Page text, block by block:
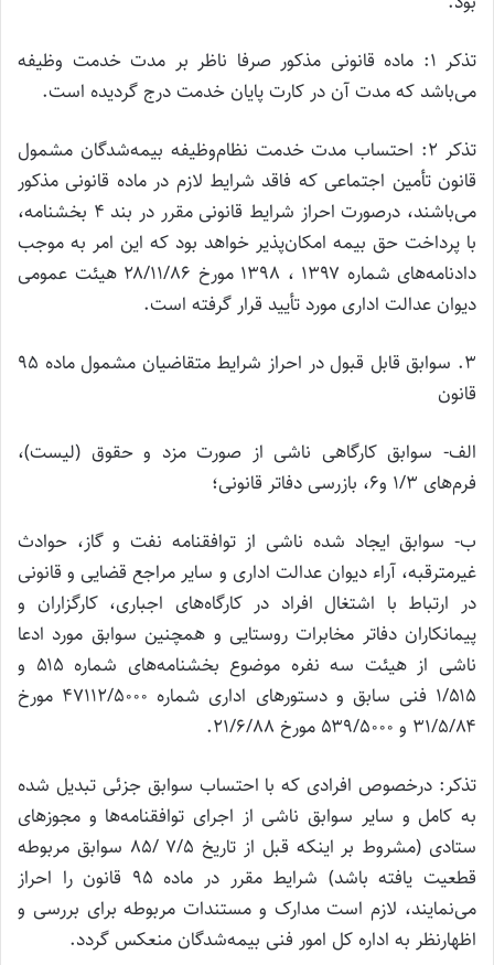
تذکر ۱: ماده قانونی مذکور صرفا ناظر بر مدت خدمت وظیفه
می‌باشد که مدت آن در کارت پایان خدمت درج گردیده است.
تذکر ۲: احتساب مدت خدمت نظام‌وظیفه بیمه‌شدگان مشمول
قانون تأمین اجتماعی که فاقد شرایط لازم در ماده قانونی مذکور
می‌باشند، درصورت احراز شرایط قانونی مقرر در بند ۴ بخشنامه،
با پرداخت حق بیمه امکان‌پذیر خواهد بود که این امر به موجب
دادنامه‌های شماره ۱۳۹۷ ، ۱۳۹۸ مورخ ۲۸/۱۱/۸۶ هیئت عمومی
دیوان عدالت اداری مورد تأیید قرار گرفته است.
۳. سوابق قابل قبول در احراز شرایط متقاضیان مشمول ماده ۹۵
قانون
الف- سوابق کارگاهی ناشی از صورت مزد و حقوق (لیست)،
فرم‌های ۱/۳ و۶، بازرسی دفاتر قانونی؛
ب- سوابق ایجاد شده ناشی از توافقنامه نفت و گاز، حوادث
غیرمترقبه، آراء دیوان عدالت اداری و سایر مراجع قضایی و قانونی
در ارتباط با اشتغال افراد در کارگاه‌های اجباری، کارگزاران و
پیمانکاران دفاتر مخابرات روستایی و همچنین سوابق مورد ادعا
ناشی از هیئت سه نفره موضوع بخشنامه‌های شماره ۵۱۵ و
۱/۵۱۵ فنی سابق و دستورهای اداری شماره ۴۷۱۱۲/۵۰۰۰ مورخ
۳۱/۵/۸۴ و ۵۳۹/۵۰۰۰ مورخ ۲۱/۶/۸۸.
تذکر: درخصوص افرادی که با احتساب سوابق جزئی تبدیل شده
به کامل و سایر سوابق ناشی از اجرای توافقنامه‌ها و مجوزهای
ستادی (مشروط بر اینکه قبل از تاریخ ۷/۵ /۸۵ سوابق مربوطه
قطعیت یافته باشد) شرایط مقرر در ماده ۹۵ قانون را احراز
می‌نمایند، لازم است مدارک و مستندات مربوطه برای بررسی و
اظهارنظر به اداره کل امور فنی بیمه‌شدگان منعکس گردد.